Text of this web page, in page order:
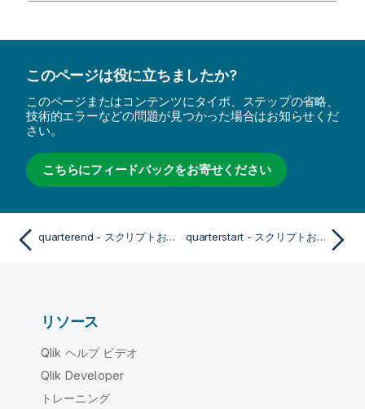
このページは役に立ちましたか?
このページまたはコンテンツにタイポ、ステップの省略、
技術的エラーなどの問題が見つかった場合はお知らせくだ
さい。
こちらにフィードバックをお寄せください
quarterend - スクリプトおよびチャート関数 quarterstart - スクリプトおよびチャート関数
リソース
Qlik ヘルプ ビデオ
Qlik Developer
トレーニング